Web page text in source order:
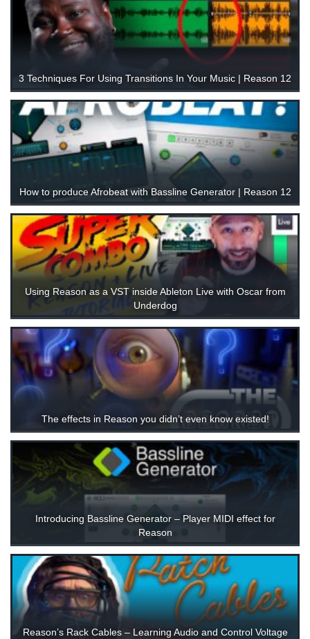
3 Techniques For Using Transitions In Your Music | Reason 12
How to produce Afrobeat with Bassline Generator | Reason 12
Using Reason as a VST inside Ableton Live with Oscar from
Underdog
The effects in Reason you didn’t even know existed!
Introducing Bassline Generator – Player MIDI effect for
Reason
Reason’s Rack Cables – Learning Audio and Control Voltage